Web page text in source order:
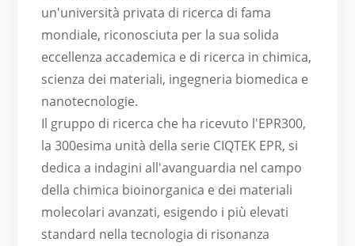
un'università privata di ricerca di fama
mondiale, riconosciuta per la sua solida
eccellenza accademica e di ricerca in chimica,
scienza dei materiali, ingegneria biomedica e
nanotecnologie.
Il gruppo di ricerca che ha ricevuto l'EPR300,
la 300esima unità della serie CIQTEK EPR, si
dedica a indagini all'avanguardia nel campo
della chimica bioinorganica e dei materiali
molecolari avanzati, esigendo i più elevati
standard nella tecnologia di risonanza